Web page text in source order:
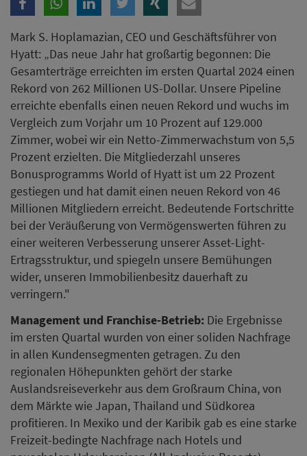
Mark S. Hoplamazian, CEO und Geschäftsführer von
Hyatt: „Das neue Jahr hat großartig begonnen: Die
Gesamterträge erreichten im ersten Quartal 2024 einen
Rekord von 262 Millionen US-Dollar. Unsere Pipeline
erreichte ebenfalls einen neuen Rekord und wuchs im
Vergleich zum Vorjahr um 10 Prozent auf 129.000
Zimmer, wobei wir ein Netto-Zimmerwachstum von 5,5
Prozent erzielten. Die Mitgliederzahl unseres
Bonusprogramms World of Hyatt ist um 22 Prozent
gestiegen und hat damit einen neuen Rekord von 46
Millionen Mitgliedern erreicht. Bedeutende Fortschritte
bei der Veräußerung von Vermögenswerten führen zu
einer weiteren Verbesserung unserer Asset-Light-
Ertragsstruktur, und spiegeln unsere Bemühungen
wider, unseren Immobilienbesitz dauerhaft zu
verringern."
Management und Franchise-Betrieb: Die Ergebnisse
im ersten Quartal wurden von einer soliden Nachfrage
in allen Kundensegmenten getragen. Zu den
regionalen Höhepunkten gehört der starke
Auslandsreiseverkehr aus dem Großraum China, von
dem Märkte wie Japan, Thailand und Südkorea
profitieren. In Mexiko und der Karibik gab es eine starke
Freizeit-bedingte Nachfrage nach Hotels und